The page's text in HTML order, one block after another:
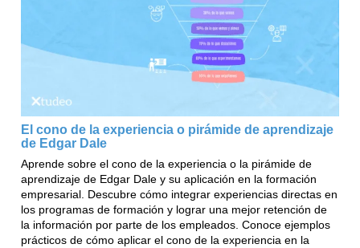
El cono de la experiencia o pirámide de aprendizaje
de Edgar Dale
Aprende sobre el cono de la experiencia o la pirámide de
aprendizaje de Edgar Dale y su aplicación en la formación
empresarial. Descubre cómo integrar experiencias directas en
los programas de formación y lograr una mejor retención de
la información por parte de los empleados. Conoce ejemplos
prácticos de cómo aplicar el cono de la experiencia en la